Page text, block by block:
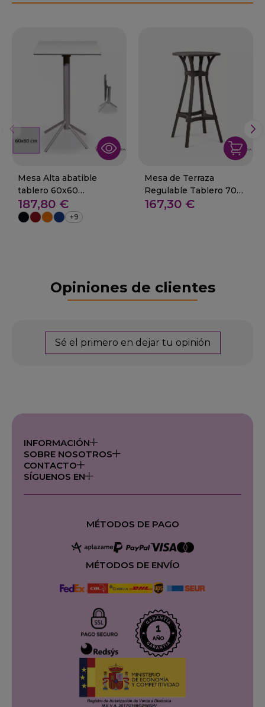
Mesa Alta abatible
tablero 60x60
compacto 29-NIEBLA
187,80 €
+9
Mesa de Terraza
Regulable Tablero 70
cm -Nardi COMBO
167,30 €
Opiniones de clientes
Sé el primero en dejar tu opinión
INFORMACIÓN
SOBRE NOSOTROS
CONTACTO
SÍGUENOS EN
MÉTODOS DE PAGO
MÉTODOS DE ENVÍO